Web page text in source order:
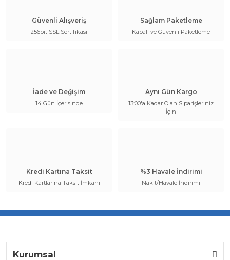
Güvenli Alışveriş
256bit SSL Sertifikası
Sağlam Paketleme
Kapalı ve Güvenli Paketleme
İade ve Değişim
14 Gün İçerisinde
Aynı Gün Kargo
13:00'a Kadar Olan Siparişleriniz
İçin
Kredi Kartına Taksit
Kredi Kartlarına Taksit İmkanı
%3 Havale İndirimi
Nakit/Havale İndirimi
Kurumsal